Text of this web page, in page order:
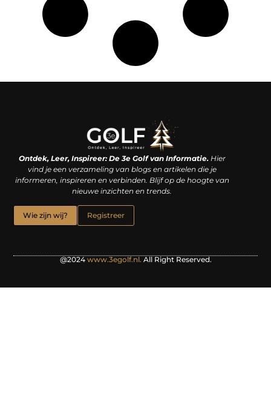
Ontdek, Leer, Inspireer: De 3e Golf van Informatie.Hier
vind je een verzameling van blogs en artikelen die je
informeren, inspireren en verbinden. Blijf op de hoogte van
nieuwe inzichten en trends.
Wie zijn wij? Registreer
@2024www.3egolf.nl.All Right Reserved.